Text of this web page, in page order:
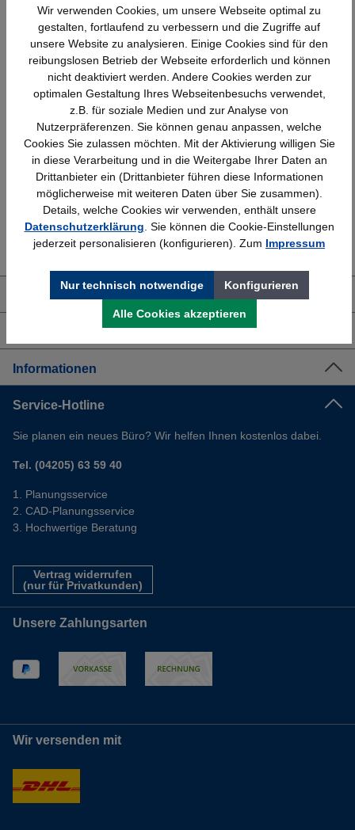
Schnelle Lieferung Topmarken
Faire Preise
Erfahrung
Bewährt seit 1958
Kostenlose Beratung
(04205) 635940
Informationen
Service-Hotline
Sie planen ein neues Büro? Wir helfen Ihnen kostenlos dabei.
Tel. (04205) 63 59 40
Planungsservice
CAD-Planungsservice
Hochwertige Beratung
Vertrag widerrufen
(nur für Privatkunden)
Unsere Zahlungsarten
Wir versenden mit
Wir verwenden Cookies, um unsere Webseite optimal zu
gestalten, fortlaufend zu verbessern und die Zugriffe auf
unsere Website zu analysieren. Einige Cookies sind für den
reibungslosen Betrieb der Webseite erforderlich und können
nicht deaktiviert werden. Andere Cookies werden zur
optimalen Gestaltung Ihres Webseitenbesuchs verwendet,
z.B. für soziale Medien und zur Analyse von
Nutzerpräferenzen. Sie können genau anpassen, welche
Cookies Sie zulassen möchten. Mit der Aktivierung willigen Sie
in diese Verarbeitung und in die Weitergabe Ihrer Daten an
Drittanbieter ein (Drittanbieter führen diese Informationen
möglicherweise mit weiteren Daten über Sie zusammen).
Details, welche Cookies wir verwenden, enthält unsere
Datenschutzerklärung . Sie können die Cookie-Einstellungen
jederzeit personalisieren (konfigurieren). Zum Impressum
Nur technisch notwendige Konfigurieren
Alle Cookies akzeptieren